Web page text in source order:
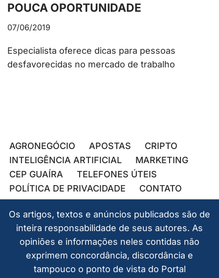
POUCA OPORTUNIDADE
07/06/2019
Especialista oferece dicas para pessoas
desfavorecidas no mercado de trabalho
AGRONEGÓCIO APOSTAS
CRIPTO
INTELIGÊNCIA ARTIFICIAL
MARKETING
CEP GUAÍRA
TELEFONES ÚTEIS
POLÍTICA DE PRIVACIDADE
CONTATO
Os artigos, textos e anúncios publicados são de
inteira responsabilidade de seus autores. As
opiniões e informações neles contidas não
exprimem concordância, discordância e
tampouco o ponto de vista do Portal